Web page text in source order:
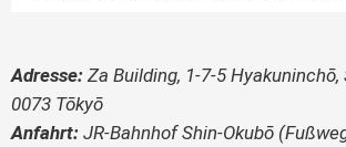
Adresse: Za Building, 1-7-5 Hyakuninchō,
0073 Tōkyō
Anfahrt: JR-Bahnhof Shin-Okubō